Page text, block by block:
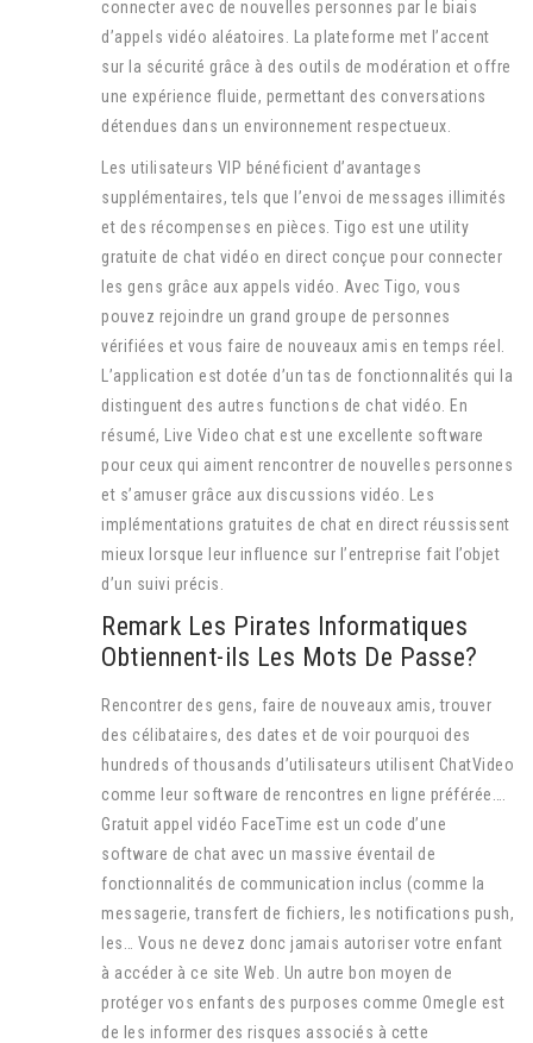
connecter avec de nouvelles personnes par le biais
d’appels vidéo aléatoires. La plateforme met l’accent
sur la sécurité grâce à des outils de modération et offre
une expérience fluide, permettant des conversations
détendues dans un environnement respectueux.
Les utilisateurs VIP bénéficient d’avantages
supplémentaires, tels que l’envoi de messages illimités
et des récompenses en pièces. Tigo est une utility
gratuite de chat vidéo en direct conçue pour connecter
les gens grâce aux appels vidéo. Avec Tigo, vous
pouvez rejoindre un grand groupe de personnes
vérifiées et vous faire de nouveaux amis en temps réel.
L’application est dotée d’un tas de fonctionnalités qui la
distinguent des autres functions de chat vidéo. En
résumé, Live Video chat est une excellente software
pour ceux qui aiment rencontrer de nouvelles personnes
et s’amuser grâce aux discussions vidéo. Les
implémentations gratuites de chat en direct réussissent
mieux lorsque leur influence sur l’entreprise fait l’objet
d’un suivi précis.
Remark Les Pirates Informatiques
Obtiennent-ils Les Mots De Passe?
Rencontrer des gens, faire de nouveaux amis, trouver
des célibataires, des dates et de voir pourquoi des
hundreds of thousands d’utilisateurs utilisent ChatVideo
comme leur software de rencontres en ligne préférée….
Gratuit appel vidéo FaceTime est un code d’une
software de chat avec un massive éventail de
fonctionnalités de communication inclus (comme la
messagerie, transfert de fichiers, les notifications push,
les… Vous ne devez donc jamais autoriser votre enfant
à accéder à ce site Web. Un autre bon moyen de
protéger vos enfants des purposes comme Omegle est
de les informer des risques associés à cette